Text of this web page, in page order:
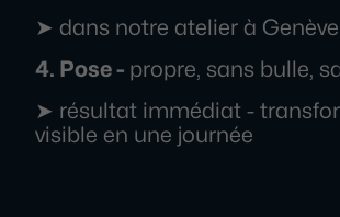
➤ dans notre atelier à Genève
4. Pose - propre, sans bulle,
➤ résultat immédiat -
visible en une journée